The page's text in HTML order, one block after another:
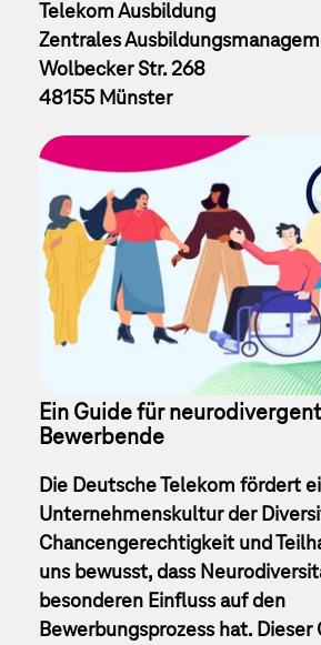
Telekom Ausbildung
Zentrales
Wolbecker Str. 268
48155 Münster
Ein Guide für
Bewerbende
Die Deutsche Telekom fördert
Unternehmenskultur der
Chancengerechtigkeit und
uns bewusst, dass
besonderen Einfluss auf den
Bewerbungsprozess hat. Dieser